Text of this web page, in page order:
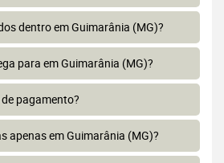
dentro em Guimarânia (MG)?
para em Guimarânia (MG)?
pagamento?
apenas em Guimarânia (MG)?